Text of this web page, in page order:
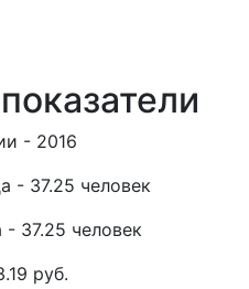
- 2016
- 37.25 человек
- 37.25 человек
руб.